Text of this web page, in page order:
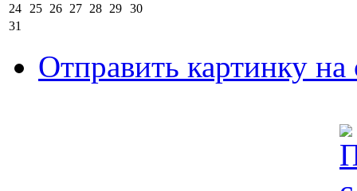
24
25 26 27 28 29 30
31
Отправить картинку на